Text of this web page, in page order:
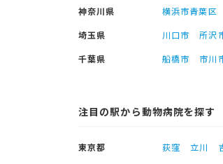
神奈川県
横浜市青葉区
埼玉県
川口市 所沢
千葉県
船橋市 市川
注目の駅から動物病院を探す
東京都 荻窪 立川